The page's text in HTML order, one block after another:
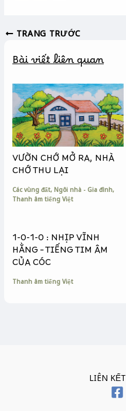
e
o
k
s
n
e
r
y
i
k
TRANG TRƯỚC
Bài viết liên quan
VƯỜN CHỚ MỞ RA, NHÀ
CHỚ THU LẠI
Các vùng đất, Ngôi nhà - Gia đình,
Thanh âm tiếng Việt
1-0-1-0 : NHỊP VĨNH
HẰNG – TIẾNG TIM ÂM
CỦA CÓC
Thanh âm tiếng Việt
LIÊN